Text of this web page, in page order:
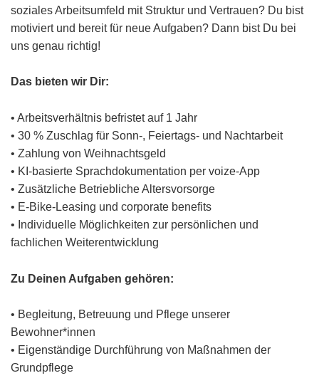
soziales Arbeitsumfeld mit Struktur und Vertrauen? Du bist
motiviert und bereit für neue Aufgaben? Dann bist Du bei
uns genau richtig!
Das bieten wir Dir:
• Arbeitsverhältnis befristet auf 1 Jahr
• 30 % Zuschlag für Sonn-, Feiertags- und Nachtarbeit
• Zahlung von Weihnachtsgeld
• KI-basierte Sprachdokumentation per voize-App
• Zusätzliche Betriebliche Altersvorsorge
• E-Bike-Leasing und corporate benefits
• Individuelle Möglichkeiten zur persönlichen und
fachlichen Weiterentwicklung
Zu Deinen Aufgaben gehören:
• Begleitung, Betreuung und Pflege unserer
Bewohner*innen
• Eigenständige Durchführung von Maßnahmen der
Grundpflege